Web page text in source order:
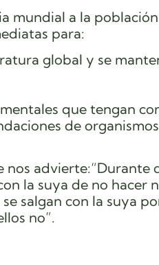
mundial a la
para:
global y se
que tengan
de
advierte:“Durante
la suya de no hacer
salgan con la suya
no”.